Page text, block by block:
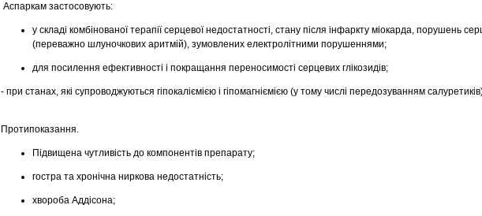
Аспаркам застосовують:
у складі комбінованої терапії серцевої недостатності, стану після інфаркту міокарда, порушень
(переважно шлуночкових аритмій), зумовлених електролітними порушеннями;
для посилення ефективності і покращання переносимості серцевих глікозидів;
- при станах, які супроводжуються гіпокаліємією і гіпомагніємією (у тому числі передозуванням
Протипоказання.
Підвищена чутливість до компонентів препарату;
гостра та хронічна ниркова недостатність;
хвороба Аддісона;